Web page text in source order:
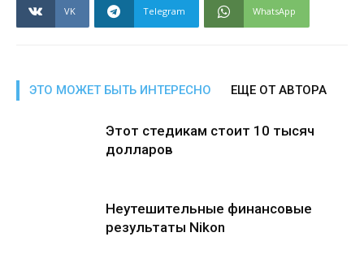
VK Telegram WhatsApp
ЭТО МОЖЕТ БЫТЬ ИНТЕРЕСНО ЕЩЕ ОТ АВТОРА
Этот стедикам стоит 10 тысяч
долларов
Неутешительные финансовые
результаты Nikon